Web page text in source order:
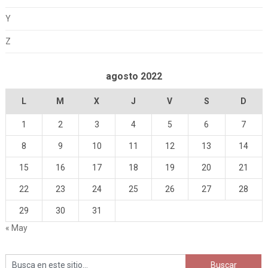
Y
Z
agosto 2022
L M X J V S D
1 2 3 4 5 6 7
8 9 10 11 12 13 14
15 16 17 18 19 20 21
22 23 24 25 26 27 28
29 30
31
« May